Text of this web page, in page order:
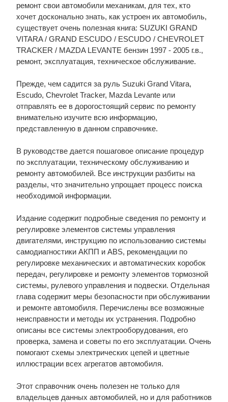
ремонт свои автомобили механикам, для тех, кто
хочет досконально знать, как устроен их автомобиль,
существует очень полезная книга: SUZUKI GRAND
VITARA / GRAND ESCUDO / ESCUDO / CHEVROLET
TRACKER / MAZDA LEVANTE бензин 1997 - 2005 г.в.,
ремонт, эксплуатация, техническое обслуживание.
Прежде, чем садится за руль Suzuki Grand Vitara,
Escudo, Chevrolet Tracker, Mazda Levante или
отправлять ее в дорогостоящий сервис по ремонту
внимательно изучите всю информацию,
представленную в данном справочнике.
В руководстве дается пошаговое описание процедур
по эксплуатации, техническому обслуживанию и
ремонту автомобилей. Все инструкции разбиты на
разделы, что значительно упрощает процесс поиска
необходимой информации.
Издание содержит подробные сведения по ремонту и
регулировке элементов системы управления
двигателями, инструкцию по использованию системы
самодиагностики АКПП и ABS, рекомендации по
регулировке механических и автоматических коробок
передач, регулировке и ремонту элементов тормозной
системы, рулевого управления и подвески. Отдельная
глава содержит меры безопасности при обслуживании
и ремонте автомобиля. Перечислены все возможные
неисправности и методы их устранения. Подробно
описаны все системы электрооборудования, его
проверка, замена и советы по его эксплуатации. Очень
помогают схемы электрических цепей и цветные
иллюстрации всех агрегатов автомобиля.
Этот справочник очень полезен не только для
владельцев данных автомобилей, но и для работников